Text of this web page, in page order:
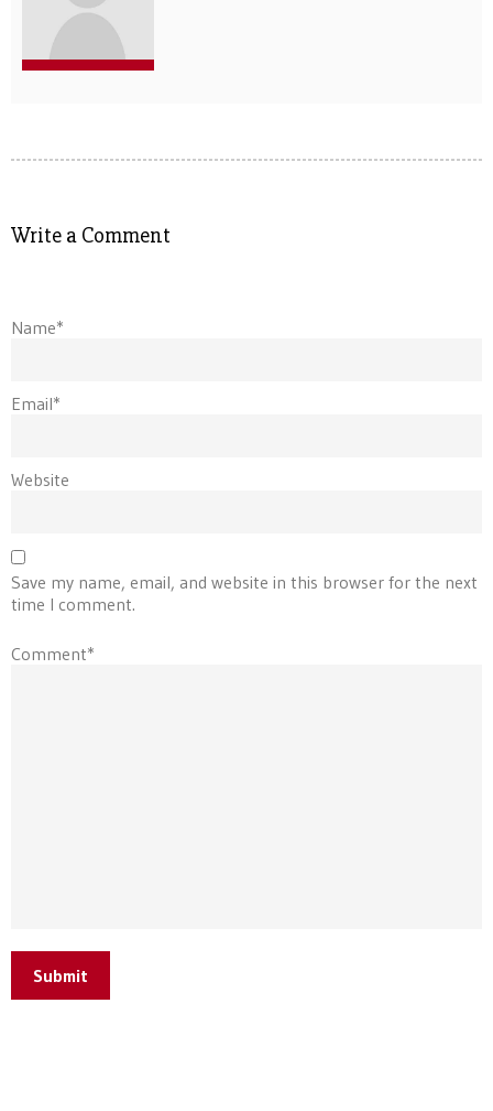
Write a Comment
Name*
Email*
Website
Save my name, email, and website in this browser for the next
time I comment.
Comment*
Submit